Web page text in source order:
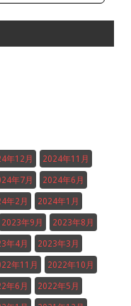
年12月 2024年11月
年7月 2024年6月
年2月 2024年1月
2023年9月 2023年8月
年4月 2023年3月
年11月 2022年10月
年6月 2022年5月